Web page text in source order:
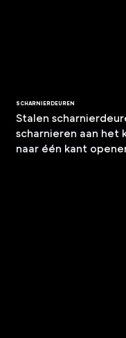
SCHARNIERDEUREN
Stalen
scharnieren aan het
naar één kant